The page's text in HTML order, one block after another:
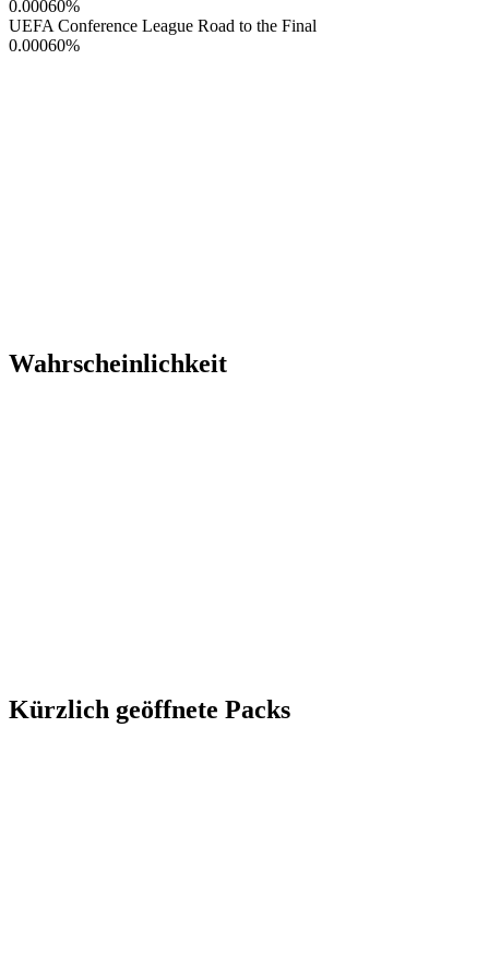
0.00060%
UEFA Conference League Road to the Final
0.00060%
Wahrscheinlichkeit
Kürzlich geöffnete Packs